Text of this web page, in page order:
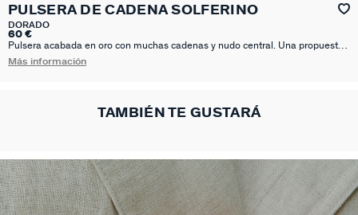
PULSERA DE CADENA SOLFERINO
DORADO
60 €
Pulsera acabada en oro con muchas cadenas y nudo central. Una propuesta
súper original que no te querrás quitar. Esta joya mide 150 mm con un alargo
Más información
TAMBIÉN TE GUSTARÁ